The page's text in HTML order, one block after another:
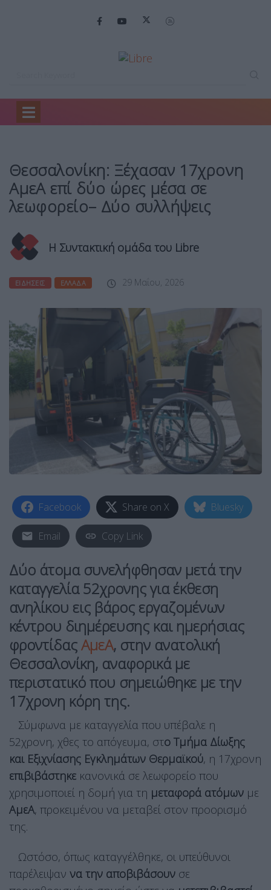
Home
Θεσσαλονίκη: Ξέχασαν 17χρονη…
Θεσσαλονίκη: Ξέχασαν 17χρονη
ΑμεΑ επί δύο ώρες μέσα σε
λεωφορείο– Δύο συλλήψεις
Η Συντακτική ομάδα του Libre
ΕΙΔΉΣΕΙΣ ΕΛΛΆΔΑ 29 Μαΐου, 2026
Facebook Share on X Bluesky
Email Copy Link
Δύο άτομα συνελήφθησαν μετά την
καταγγελία 52χρονης για έκθεση
ανηλίκου εις βάρος εργαζομένων
κέντρου διημέρευσης και ημερήσιας
φροντίδαςΑμεΑ, στην ανατολική
Θεσσαλονίκη, αναφορικά με
περιστατικό που σημειώθηκε με την
17χρονη κόρη της.
Σύμφωνα με καταγγελία που υπέβαλε η
52χρονη, χθες το απόγευμα, στο Τμήμα Δίωξης
και Εξιχνίασης Εγκλημάτων Θερμαϊκού, η 17χρονη
επιβιβάστηκε κανονικά σε λεωφορείο που
χρησιμοποιεί η δομή για τη μεταφορά ατόμων με
ΑμεΑ, προκειμένου να μεταβεί στον προορισμό
της.
Ωστόσο, όπως καταγγέλθηκε, οι υπεύθυνοι
παρέλειψαν να την αποβιβάσουν σε